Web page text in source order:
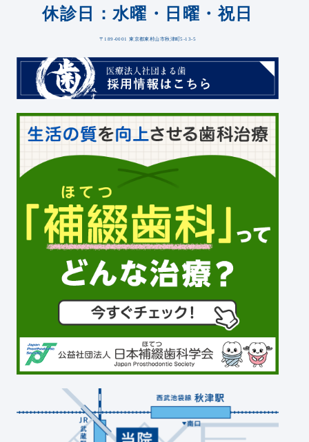
休診日：水曜・日曜・祝日
〒189-0001 東京都東村山市秋津町5-13-5